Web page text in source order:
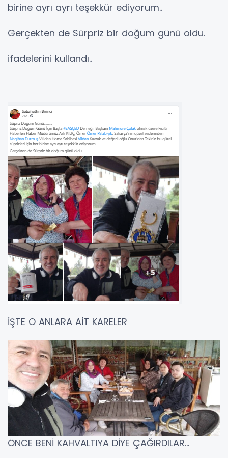
birine ayrı ayrı teşekkür ediyorum..
Gerçekten de Sürpriz bir doğum günü oldu.
ifadelerini kullandı..
İŞTE O ANLARA AİT KARELER
ÖNCE BENİ KAHVALTIYA DİYE ÇAĞIRDILAR...